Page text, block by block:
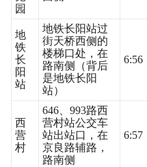
园
地
铁
长
阳
站
地铁长阳站过
街天桥西侧的
楼梯口处，在
路南侧（背后
是地铁长阳
站）
6:56
西
营
村
646、993路西
营村站公交车
站出站口，在
京良路辅路，
路南侧
6:57